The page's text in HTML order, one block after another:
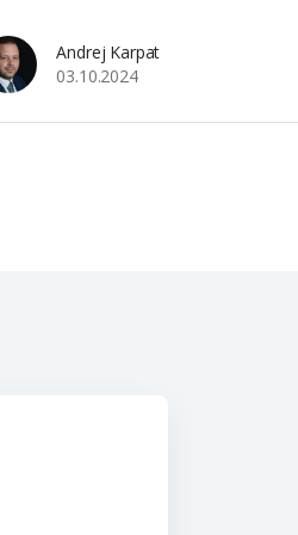
Pri posudzovaní žiadosti o úver zo
živnostníka banka zohľadňuje
Andrej Karpat
03.10.2024